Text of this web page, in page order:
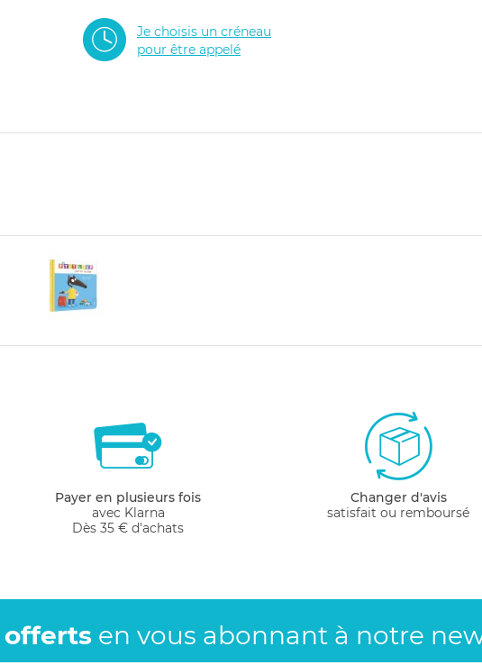
Je choisis un créneau
pour être appelé
Payer en plusieurs fois
avec Klarna
Dès 35 € d'achats
Changer d'avis
satisfait ou remboursé
offertsen vous abonnantà notre